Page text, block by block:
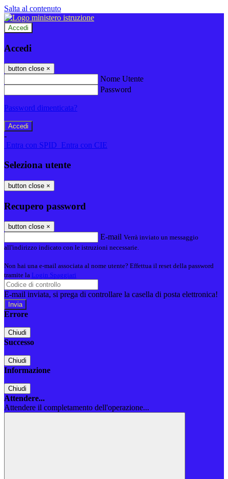
Salta al contenuto
Accedi
Accedi
button close ×
Nome Utente
Password
Password dimenticata?
-
Entra con SPID Entra con CIE
Seleziona utente
button close ×
Recupero password
button close ×
E-mail Verrà inviato un messaggio
all'indirizzo indicato con le istruzioni necessarie.
Non hai una e-mail associata al nome utente? Effettua il reset della password
tramite la Login Spaggiari
E-mail inviata, si prega di controllare la casella di posta elettronica!
Errore
Chiudi
Successo
Chiudi
Informazione
Chiudi
Attendere...
Attendere il completamento dell'operazione...